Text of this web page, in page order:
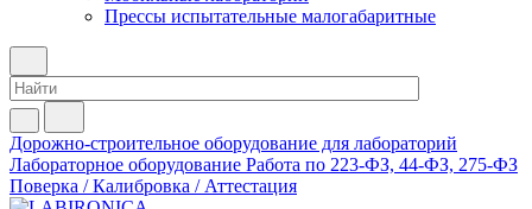
Прессы испытательные малогабаритные
Дорожно-строительное оборудование для лабораторий
Лабораторное оборудование Работа по 223-ФЗ, 44-ФЗ, 275-ФЗ
Поверка / Калибровка / Аттестация